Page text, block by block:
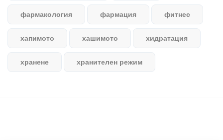
фармакология фармация фитнес
хапимото хашимото хидратация
хранене хранителен режим